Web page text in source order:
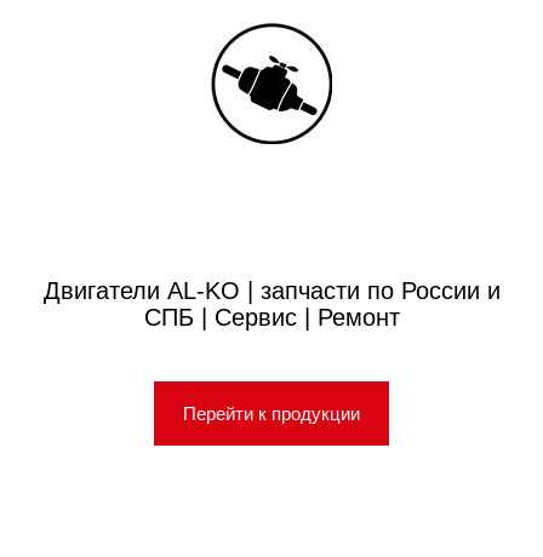
Двигатели AL-KO | запчасти по России и
СПБ | Сервис | Ремонт
Перейти к продукции